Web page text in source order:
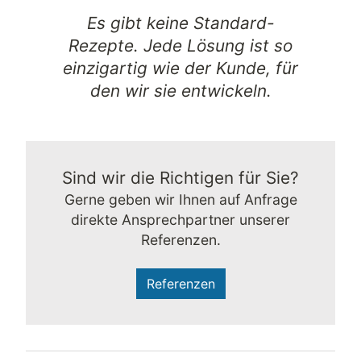
Es gibt keine Standard-
Rezepte. Jede Lösung ist so
einzigartig wie der Kunde, für
den wir sie entwickeln.
Sind wir die Richtigen für Sie?
Gerne geben wir Ihnen auf Anfrage
direkte Ansprechpartner unserer
Referenzen.
Referenzen